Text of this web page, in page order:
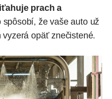
prach a
spôsobí, že vaše auto už
opäť znečistené.